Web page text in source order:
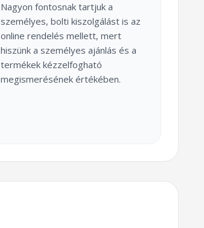
Nagyon fontosnak tartjuk a
személyes, bolti kiszolgálást is az
online rendelés mellett, mert
hiszünk a személyes ajánlás és a
termékek kézzelfogható
megismerésének értékében.